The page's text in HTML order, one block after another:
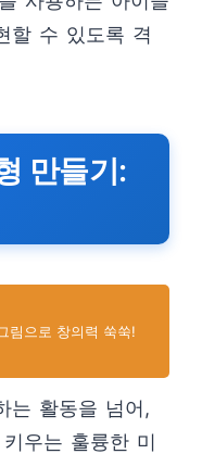
할 수 있도록 격
만들기:
림으로 창의력 쑥쑥!
는 활동을 넘어,
우는 훌륭한 미